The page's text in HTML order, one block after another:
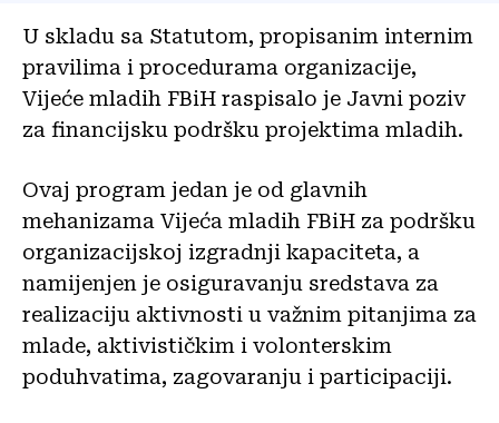
U skladu sa Statutom, propisanim internim
pravilima i procedurama organizacije,
Vijeće mladih FBiH raspisalo je Javni poziv
za financijsku podršku projektima mladih.
Ovaj program jedan je od glavnih
mehanizama Vijeća mladih FBiH za podršku
organizacijskoj izgradnji kapaciteta, a
namijenjen je osiguravanju sredstava za
realizaciju aktivnosti u važnim pitanjima za
mlade, aktivističkim i volonterskim
poduhvatima, zagovaranju i participaciji.